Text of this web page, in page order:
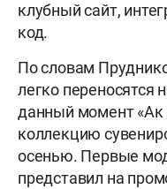
клубный сайт,
код.
По словам
легко переносятся
данный момент «Ак
коллекцию
осенью. Первые
представил на